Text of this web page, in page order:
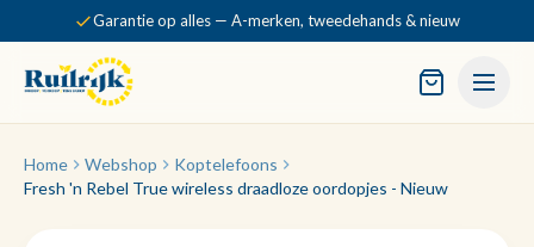
Garantie op alles — A-merken, tweedehands & nieuw
Home Webshop
Koptelefoons
Fresh 'n Rebel True wireless draadloze oordopjes - Nieuw